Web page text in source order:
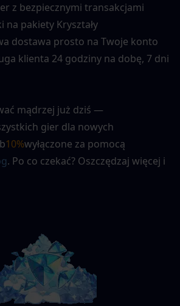
z bezpiecznymi transakcjami
na pakiety Kryształy
dostawa prosto na Twoje konto
klienta 24 godziny na dobę, 7 dni
mądrzej już dziś —
gier dla nowych
10%wyłączone za pomocą
. Po co czekać? Oszczędzaj więcej i